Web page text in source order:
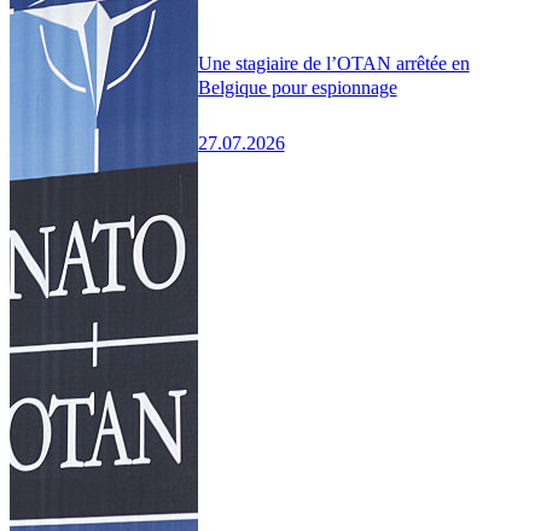
Une stagiaire de l’OTAN arrêtée en
Belgique pour espionnage
27.07.2026